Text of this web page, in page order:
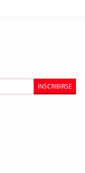
INSCRIBIRSE